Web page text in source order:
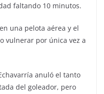
faltando 10 minutos.
una pelota aérea y el
vulnerar por única vez a
anuló el tanto
del goleador, pero